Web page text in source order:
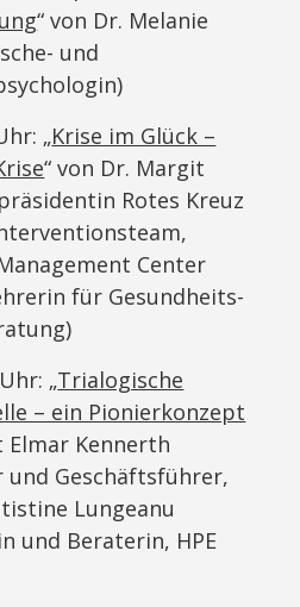
“ von Dr. Melanie
und
„Krise im Glück –
“ von Dr. Margit
Rotes Kreuz
Center
für Gesundheits-
„Trialogische
– ein Pionierkonzept
Elmar Kennerth
und Geschäftsführer,
Lungeanu
und Beraterin, HPE